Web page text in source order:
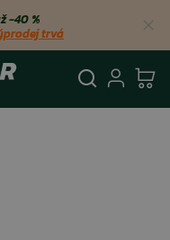
−40 %
trvá